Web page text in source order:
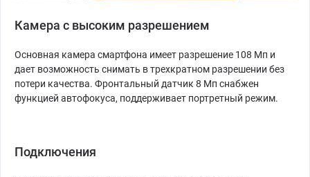
Камера с высоким разрешением
Основная камера смартфона имеет разрешение 108 Мп и
дает возможность снимать в трехкратном разрешении без
потери качества. Фронтальный датчик 8 Мп снабжен
функцией автофокуса, поддерживает портретный режим.
Подключения